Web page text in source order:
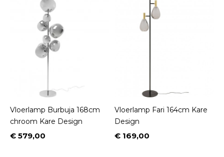
Vloerlamp Burbuja 168cm
chroom Kare Design
Prijs
€ 579,00
Vloerlamp Fari 164cm Kare
Design
Prijs
€ 169,00